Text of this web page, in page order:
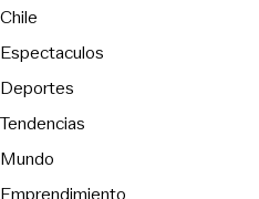
Chile
Espectaculos
Deportes
Tendencias
Mundo